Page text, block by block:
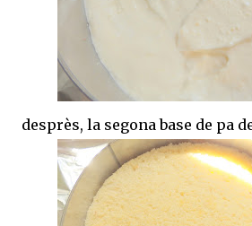
desprès, la segona base de pa